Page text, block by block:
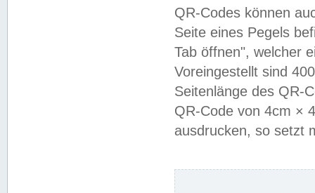
QR-Codes können
Seite eines Pegels
Tab öffnen", welcher
Voreingestellt sind
Seitenlänge des QR-
QR-Code von 4cm ×
ausdrucken, so setzt